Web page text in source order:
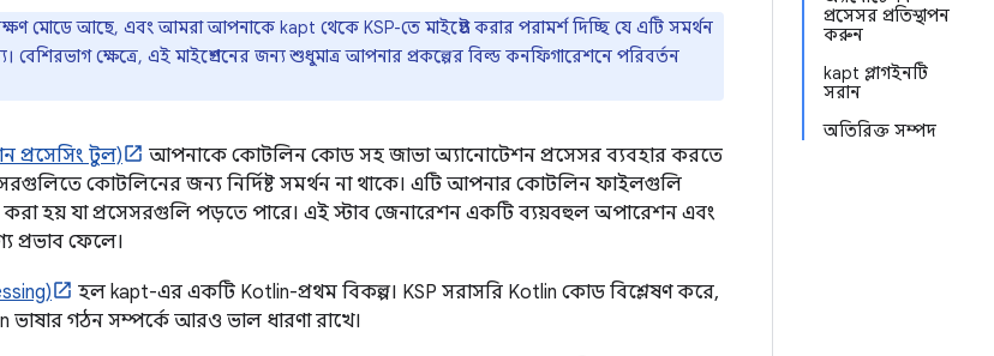
প্রসেসর প্রতিস্থাপন
করুন
kapt প্লাগইনটি
সরান
অতিরিক্ত সম্পদ
মোডে আছে, এবং আমরা আপনাকে kapt থেকে KSP-তে মাইগ্রেট করার পরামর্শ দিচ্ছি যে এটি সমর্থন
ক্ষেত্রে, এই মাইগ্রেশনের জন্য শুধুমাত্র আপনার প্রকল্পের বিল্ড কনফিগারেশনে পরিবর্তন
প্রসেসিং টুল)
আপনাকে কোটলিন কোড সহ জাভা অ্যানোটেশন প্রসেসর ব্যবহার করতে
কোটলিনের জন্য নির্দিষ্ট সমর্থন না থাকে। এটি আপনার কোটলিন ফাইলগুলি
করা হয় যা প্রসেসরগুলি পড়তে পারে। এই স্টাব জেনারেশন একটি ব্যয়বহুল অপারেশন এবং
প্রভাব ফেলে।
হল kapt-এর একটি Kotlin-প্রথম বিকল্প। KSP সরাসরি Kotlin কোড বিশ্লেষণ করে,
ভাষার গঠন সম্পর্কে আরও ভাল ধারণা রাখে।